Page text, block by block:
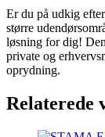
Er du på udkig
større
løsning for dig!
private og
oprydning.
Relaterede